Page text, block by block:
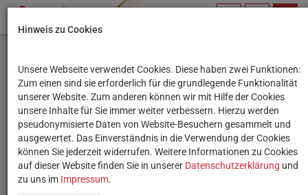
One Up Island
Ein kostenloses Multiplayer-Spiel zu den
Themen Demokratie und
gesellschaftliche
Entscheidungsprozesse.
Hinweis zu Cookies
Unsere Webseite verwendet Cookies. Diese haben zwei Funktionen:
Zum einen sind sie erforderlich für die grundlegende Funktionalität
unserer Website. Zum anderen können wir mit Hilfe der Cookies
unsere Inhalte für Sie immer weiter verbessern. Hierzu werden
pseudonymisierte Daten von Website-Besuchern gesammelt und
ausgewertet. Das Einverständnis in die Verwendung der Cookies
können Sie jederzeit widerrufen. Weitere Informationen zu Cookies
auf dieser Website finden Sie in unserer Datenschutzerklärung und
zu uns im Impressum.